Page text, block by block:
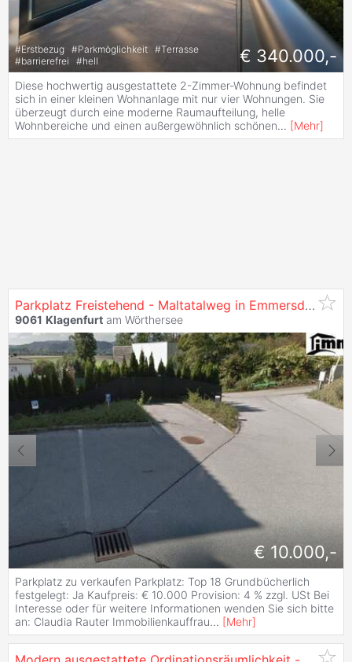
#Erstbezug #Parkmöglichkeit #Terrasse
#barrierefrei #hell € 340.000,-
Diese hochwertig ausgestattete 2-Zimmer-Wohnung befindet
sich in einer kleinen Wohnanlage mit nur vier Wohnungen. Sie
überzeugt durch eine moderne Raumaufteilung, helle
Wohnbereiche und einen außergewöhnlich schönen... [Mehr]
Parkplatz Freistehend - Maltatalweg in Emmersdorf
9061 Klagenfurt am Wörthersee
€ 10.000,-
Parkplatz zu verkaufen Parkplatz: Top 18 Grundbücherlich
festgelegt: Ja Kaufpreis: € 10.000 Provision: 4 % zzgl. USt Bei
Interesse oder für weitere Informationen wenden Sie sich bitte
an: Claudia Rauter Immobilienkauffrau... [Mehr]